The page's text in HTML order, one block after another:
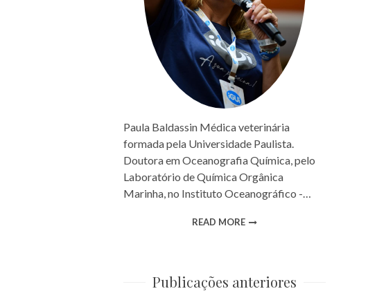
Paula Baldassin Médica veterinária
formada pela Universidade Paulista.
Doutora em Oceanografia Química, pelo
Laboratório de Química Orgânica
Marinha, no Instituto Oceanográfico -…
READ MORE
Publicações anteriores